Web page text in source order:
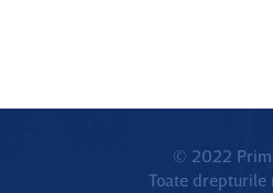
© 2022
Toate drepturile